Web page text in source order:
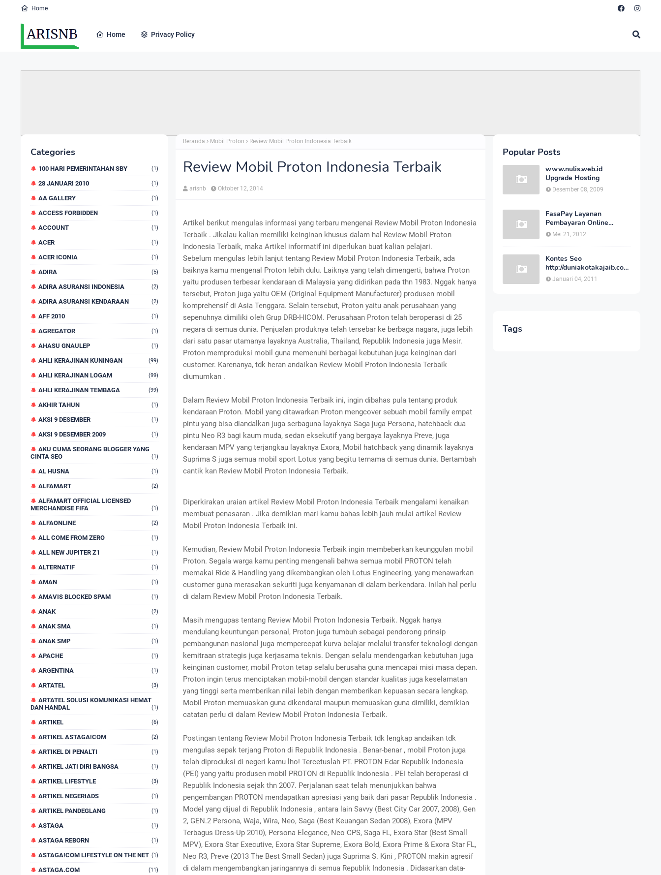
Home
Home Privacy Policy
Categories
100 HARI PEMERINTAHAN SBY (1)
28 JANUARI 2010 (1)
AA GALLERY (1)
ACCESS FORBIDDEN (1)
ACCOUNT (1)
ACER (1)
ACER ICONIA (1)
ADIRA (5)
ADIRA ASURANSI INDONESIA (2)
ADIRA ASURANSI KENDARAAN (2)
AFF 2010 (1)
AGREGATOR (1)
AHASU GNAULEP (1)
AHLI KERAJINAN KUNINGAN (99)
AHLI KERAJINAN LOGAM (99)
AHLI KERAJINAN TEMBAGA (99)
AKHIR TAHUN (1)
AKSI 9 DESEMBER (1)
AKSI 9 DESEMBER 2009 (1)
AKU CUMA SEORANG BLOGGER YANG
CINTA SEO
(1)
AL HUSNA (1)
ALFAMART (2)
ALFAMART OFFICIAL LICENSED
MERCHANDISE FIFA
(1)
ALFAONLINE (2)
ALL COME FROM ZERO (1)
ALL NEW JUPITER Z1 (1)
ALTERNATIF (1)
AMAN (1)
AMAVIS BLOCKED SPAM (1)
ANAK (2)
ANAK SMA (1)
ANAK SMP (1)
APACHE (1)
ARGENTINA (1)
ARTATEL (3)
ARTATEL SOLUSI KOMUNIKASI HEMAT
DAN HANDAL
(1)
ARTIKEL (6)
ARTIKEL ASTAGA!COM (2)
ARTIKEL DI PENALTI (1)
ARTIKEL JATI DIRI BANGSA (1)
ARTIKEL LIFESTYLE (3)
ARTIKEL NEGERIADS (1)
ARTIKEL PANDEGLANG (1)
ASTAGA (1)
ASTAGA REBORN (1)
ASTAGA!COM LIFESTYLE ON THE NET (1)
ASTAGA.COM (11)
Beranda Mobil Proton Review Mobil Proton Indonesia Terbaik
Review Mobil Proton Indonesia Terbaik
arisnb Oktober 12, 2014
Artikel berikut mengulas informasi yang terbaru mengenai Review Mobil Proton Indonesia
Terbaik . Jikalau kalian memiliki keinginan khusus dalam hal Review Mobil Proton
Indonesia Terbaik, maka Artikel informatif ini diperlukan buat kalian pelajari.
Sebelum mengulas lebih lanjut tentang Review Mobil Proton Indonesia Terbaik, ada
baiknya kamu mengenal Proton lebih dulu. Laiknya yang telah dimengerti, bahwa Proton
yaitu produsen terbesar kendaraan di Malaysia yang didirikan pada thn 1983. Nggak hanya
tersebut, Proton juga yaitu OEM (Original Equipment Manufacturer) produsen mobil
komprehensif di Asia Tenggara. Selain tersebut, Proton yaitu anak perusahaan yang
sepenuhnya dimiliki oleh Grup DRB-HICOM. Perusahaan Proton telah beroperasi di 25
negara di semua dunia. Penjualan produknya telah tersebar ke berbaga nagara, juga lebih
dari satu pasar utamanya layaknya Australia, Thailand, Republik Indonesia juga Mesir.
Proton memproduksi mobil guna memenuhi berbagai kebutuhan juga keinginan dari
customer. Karenanya, tdk heran andaikan Review Mobil Proton Indonesia Terbaik
diumumkan .
Dalam Review Mobil Proton Indonesia Terbaik ini, ingin dibahas pula tentang produk
kendaraan Proton. Mobil yang ditawarkan Proton mengcover sebuah mobil family empat
pintu yang bisa diandalkan juga serbaguna layaknya Saga juga Persona, hatchback dua
pintu Neo R3 bagi kaum muda, sedan eksekutif yang bergaya layaknya Preve, juga
kendaraan MPV yang terjangkau layaknya Exora, Mobil hatchback yang dinamik layaknya
Suprima S juga semua mobil sport Lotus yang begitu ternama di semua dunia. Bertambah
cantik kan Review Mobil Proton Indonesia Terbaik.
Diperkirakan uraian artikel Review Mobil Proton Indonesia Terbaik mengalami kenaikan
membuat penasaran . Jika demikian mari kamu bahas lebih jauh mulai artikel Review
Mobil Proton Indonesia Terbaik ini.
Kemudian, Review Mobil Proton Indonesia Terbaik ingin membeberkan keunggulan mobil
Proton. Segala warga kamu penting mengenali bahwa semua mobil PROTON telah
memakai Ride & Handling yang dikembangkan oleh Lotus Engineering, yang menawarkan
customer guna merasakan sekuriti juga kenyamanan di dalam berkendara. Inilah hal perlu
di dalam Review Mobil Proton Indonesia Terbaik.
Masih mengupas tentang Review Mobil Proton Indonesia Terbaik. Nggak hanya
mendulang keuntungan personal, Proton juga tumbuh sebagai pendorong prinsip
pembangunan nasional juga mempercepat kurva belajar melalui transfer teknologi dengan
kemitraan strategis juga kerjasama teknis. Dengan selalu mendengarkan kebutuhan juga
keinginan customer, mobil Proton tetap selalu berusaha guna mencapai misi masa depan.
Proton ingin terus menciptakan mobil-mobil dengan standar kualitas juga keselamatan
yang tinggi serta memberikan nilai lebih dengan memberikan kepuasan secara lengkap.
Mobil Proton memuaskan guna dikendarai maupun memuaskan guna dimiliki, demikian
catatan perlu di dalam Review Mobil Proton Indonesia Terbaik.
Postingan tentang Review Mobil Proton Indonesia Terbaik tdk lengkap andaikan tdk
mengulas sepak terjang Proton di Republik Indonesia . Benar-benar , mobil Proton juga
telah diproduksi di negeri kamu lho! Tercetuslah PT. PROTON Edar Republik Indonesia
(PEI) yang yaitu produsen mobil PROTON di Republik Indonesia . PEI telah beroperasi di
Republik Indonesia sejak thn 2007. Perjalanan saat telah menunjukkan bahwa
pengembangan PROTON mendapatkan apresiasi yang baik dari pasar Republik Indonesia .
Model yang dijual di Republik Indonesia , antara lain Savvy (Best City Car 2007, 2008), Gen
2, GEN.2 Persona, Waja, Wira, Neo, Saga (Best Keuangan Sedan 2008), Exora (MPV
Terbagus Dress-Up 2010), Persona Elegance, Neo CPS, Saga FL, Exora Star (Best Small
MPV), Exora Star Executive, Exora Star Supreme, Exora Bold, Exora Prime & Exora Star FL,
Neo R3, Preve (2013 The Best Small Sedan) juga Suprima S. Kini , PROTON makin agresif
di dalam mengembangkan jaringannya di semua Republik Indonesia . Didasarkan data-
Popular Posts
www.nulis.web.id
Upgrade Hosting
Desember 08, 2009
FasaPay Layanan
Pembayaran Online
Indonesia Cepat dan
Mei 21, 2012
Kontes Seo
http://duniakotakajaib.com
SCAM
Januari 04, 2011
Tags